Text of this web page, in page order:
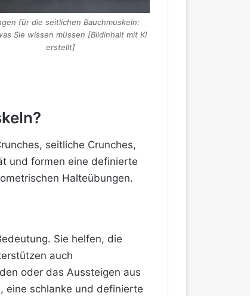
für die seitlichen Bauchmuskeln:
Sie wissen müssen [Bildinhalt mit KI
erstellt]
seitliche Crunches,
und formen eine definierte
Halteübungen.
Sie helfen, die
auch
oder das Aussteigen aus
eine schlanke und definierte